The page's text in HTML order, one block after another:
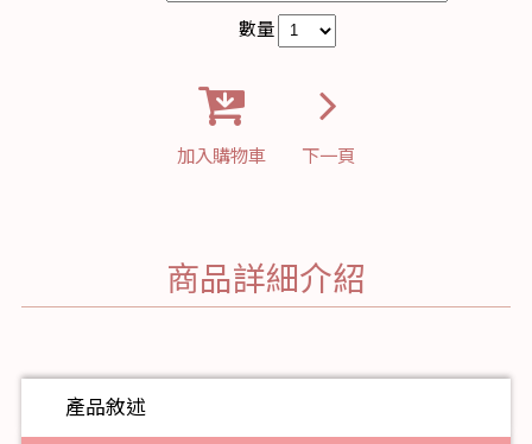
數量
加入購物車 下一頁
商品詳細介紹
產品敘述